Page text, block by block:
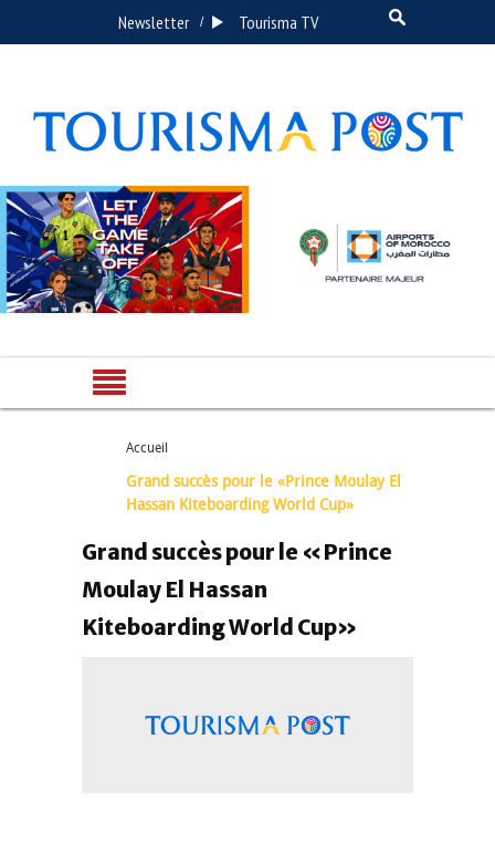
Newsletter / Tourisma TV
Accueil
Grand succès pour le «Prince Moulay El
Hassan Kiteboarding World Cup»
Grand succès pour le «Prince
Moulay El Hassan
Kiteboarding World Cup»